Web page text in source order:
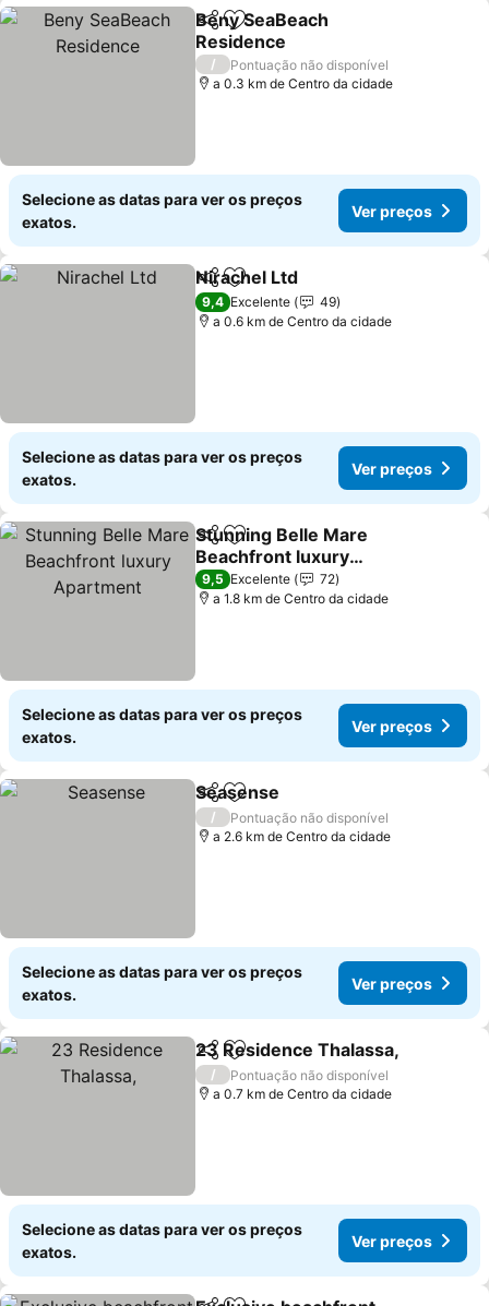
PartilharAdicionar aos favoritos
Beny SeaBeach
Residence
/
Pontuação não disponível
a 0.3 km de Centro da cidade
Selecione as datas para ver os preços
exatos.
Ver preços
PartilharAdicionar aos favoritos
Nirachel Ltd
9,4 Excelente
49
a 0.6 km de Centro da cidade
Selecione as datas para ver os preços
exatos.
Ver preços
PartilharAdicionar aos favoritos
Stunning Belle Mare
Beachfront luxury
Apartment
9,5 Excelente
72
a 1.8 km de Centro da cidade
Selecione as datas para ver os preços
exatos.
Ver preços
PartilharAdicionar aos favoritos
Seasense
/
Pontuação não disponível
a 2.6 km de Centro da cidade
Selecione as datas para ver os preços
exatos.
Ver preços
PartilharAdicionar aos favoritos
23 Residence Thalassa,
/
Pontuação não disponível
a 0.7 km de Centro da cidade
Selecione as datas para ver os preços
exatos.
Ver preços